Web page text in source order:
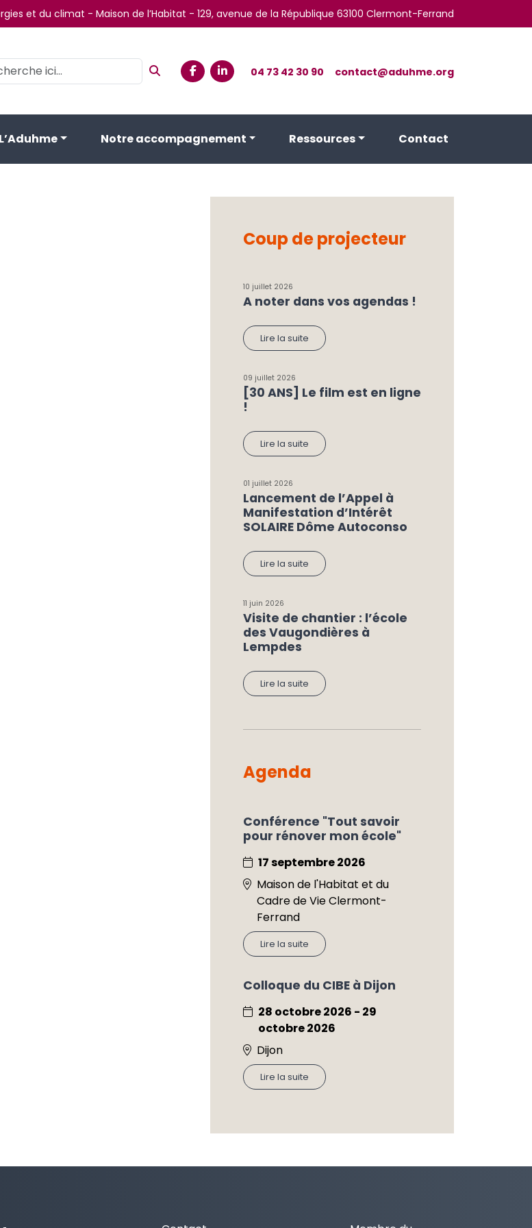
et du climat - Maison de l’Habitat - 129, avenue de la République 63100 Clermont-Ferrand
04 73 42 30 90 contact@aduhme.org
L’Aduhme Notre accompagnement Ressources Contact
Coup de projecteur
10 juillet 2026
A noter dans vos agendas !
Lire la suite
09 juillet 2026
[30 ANS] Le film est en ligne
!
Lire la suite
01 juillet 2026
Lancement de l’Appel à
Manifestation d’Intérêt
SOLAIRE Dôme Autoconso
Lire la suite
11 juin 2026
Visite de chantier : l’école
des Vaugondières à
Lempdes
Lire la suite
Agenda
Conférence "Tout savoir
pour rénover mon école"
17 septembre 2026
Maison de l'Habitat et du
Cadre de Vie Clermont-
Ferrand
Lire la suite
Colloque du CIBE à Dijon
28 octobre 2026 - 29
octobre 2026
Dijon
Lire la suite